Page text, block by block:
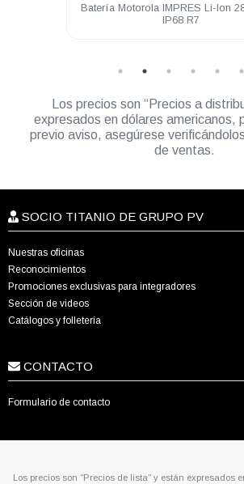
Batería Motorola IMPRES Li-Ion
IP68 R7
Los precios son “Precios a
expresados en dólares americanos,
previo aviso, asegúrese
de ventas.
SOCIO TITANIO DE GRUPO PV
Nuestras oficinas
Reconocimientos
Promociones exclusivas para integradores
Sección de videos
Catálogos y folletería
CONTACTO
Formulario de contacto
Los precios son “Precios de lista” y están expresados